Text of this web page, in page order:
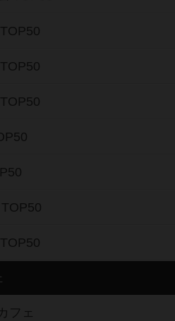
フェ